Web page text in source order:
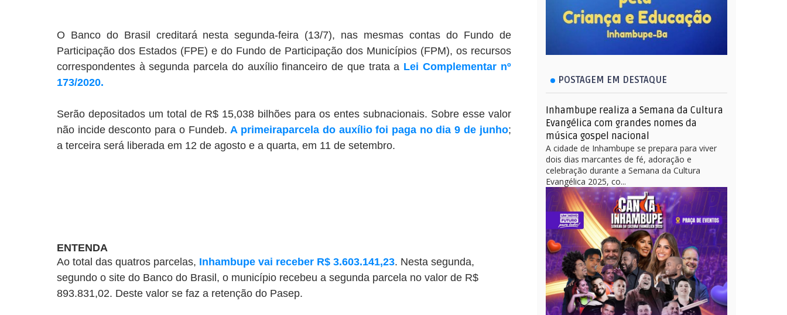
O Banco do Brasil creditará nesta segunda-feira (13/7), nas mesmas contas do Fundo de
Participação dos Estados (FPE) e do Fundo de Participação dos Municípios (FPM), os recursos
correspondentes à segunda parcela do auxílio financeiro de que trata a Lei Complementar nº
173/2020.
Serão depositados um total de R$ 15,038 bilhões para os entes subnacionais. Sobre esse valor
não incide desconto para o Fundeb.A primeiraparcela do auxílio foi paga no dia 9 de junho;
a terceira será liberada em 12 de agosto e a quarta, em 11 de setembro.
ENTENDA
Ao total das quatros parcelas, Inhambupe vai receber R$ 3.603.141,23. Nesta segunda,
segundo o site do Banco do Brasil, o município recebeu a segunda parcela no valor de R$
893.831,02. Deste valor se faz a retenção do Pasep.
POSTAGEM EM DESTAQUE
Inhambupe realiza a Semana da Cultura
Evangélica com grandes nomes da
música gospel nacional
A cidade de Inhambupe se prepara para viver
dois dias marcantes de fé, adoração e
celebração durante a Semana da Cultura
Evangélica 2025, co...